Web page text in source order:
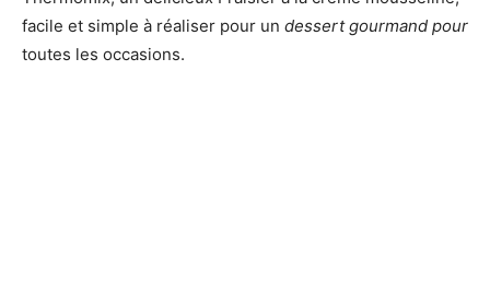
facile et simple à réaliser pour un dessert gourmand pour
toutes les occasions.